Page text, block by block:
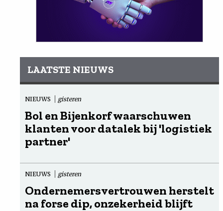
LAATSTE NIEUWS
NIEUWS gisteren
Bol en Bijenkorf waarschuwen
klanten voor datalek bij 'logistiek
partner'
NIEUWS gisteren
Ondernemersvertrouwen herstelt
na forse dip, onzekerheid blijft